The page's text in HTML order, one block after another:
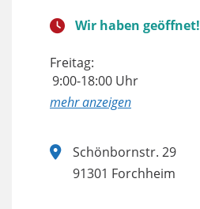
Wir haben geöffnet!
Freitag:
9:00-18:00 Uhr
anzeigen
Schönbornstr. 29
91301 Forchheim